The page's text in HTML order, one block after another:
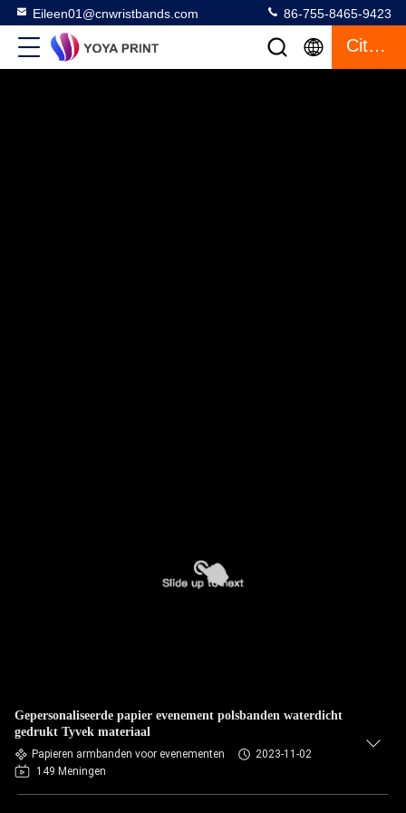
Eileen01@cnwristbands.com 86-755-8465-9423
Citaat
Gepersonaliseerde papier evenement polsbanden waterdicht
gedrukt Tyvek materiaal
Papieren armbanden voor evenementen
2023-11-02
149 Meningen